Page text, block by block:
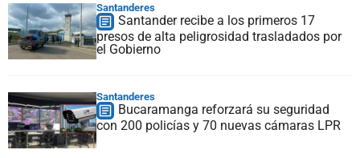
Santanderes
Santander recibe a los primeros 17
presos de alta peligrosidad trasladados por
el Gobierno
Santanderes
Bucaramanga reforzará su seguridad
con 200 policías y 70 nuevas cámaras LPR